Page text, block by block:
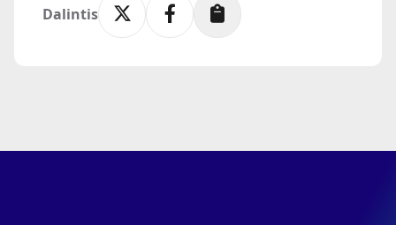
Dalintis